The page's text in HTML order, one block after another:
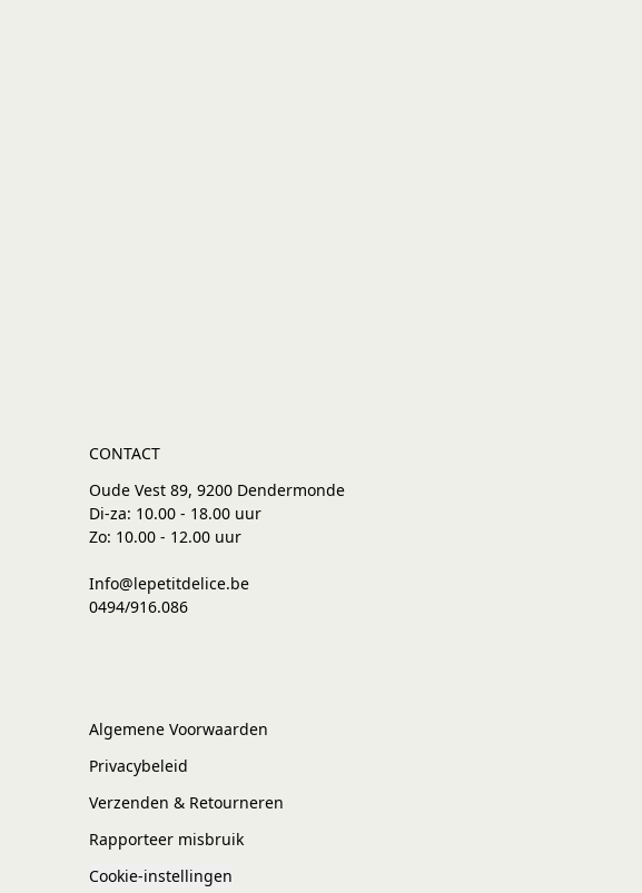
CONTACT
Oude Vest 89, 9200 Dendermonde
Di-za: 10.00 - 18.00 uur
Zo: 10.00 - 12.00 uur
Info@lepetitdelice.be
0494/916.086
Algemene Voorwaarden
Privacybeleid
Verzenden & Retourneren
Rapporteer misbruik
Cookie-instellingen